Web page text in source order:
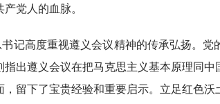
党人的血脉。
书记高度重视遵义会议精神的传承弘扬。
指出遵义会议在把马克思主义基本原理同
，留下了宝贵经验和重要启示。立足红色